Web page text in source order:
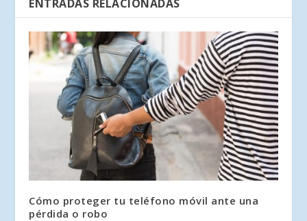
ENTRADAS RELACIONADAS
Cómo proteger tu teléfono móvil ante una
pérdida o robo